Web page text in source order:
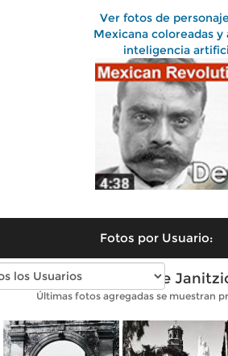
Ver fotos de
Mexicana coloreadas
inteligencia
Fotos por Usuario:
Fotos antiguas de
Últimas fotos agregadas se muestran